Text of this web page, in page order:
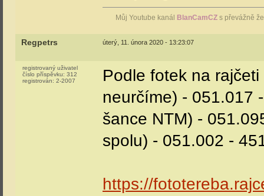
Můj Youtube kanál BlanCamCZ s převážně
Regpetrs úterý, 11. února 2020 - 13:23:07
registrovaný uživatel
číslo příspěvku: 312
registrován: 2-2007
Podle fotek na
neurčíme) - 051.017
šance NTM) -
spolu) - 051.002 -
https://